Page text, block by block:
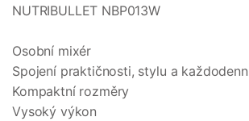
NUTRIBULLET NBP013W
Osobní mixér
Spojení praktičnosti, stylu a
Kompaktní rozměry
Vysoký výkon